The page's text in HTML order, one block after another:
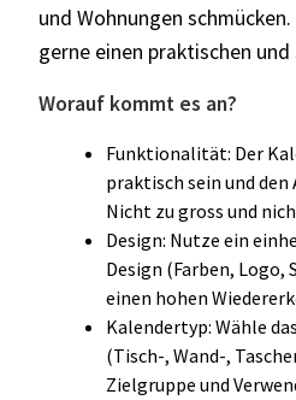
und Wohnungen
gerne einen praktischen und
Worauf kommt es an?
Funktionalität: Der
praktisch sein und
Nicht zu gross und
Design: Nutze ein
Design (Farben,
einen hohen
Kalendertyp: Wähle
(Tisch-, Wand-,
Zielgruppe und